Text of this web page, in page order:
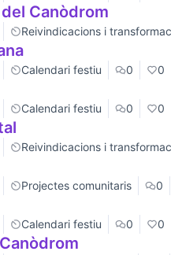
Canòdrom
Reivindicacions i
Calendari festiu 0 0
Calendari festiu 0 0
Reivindicacions i
Projectes comunitaris 0
Calendari festiu 0 0